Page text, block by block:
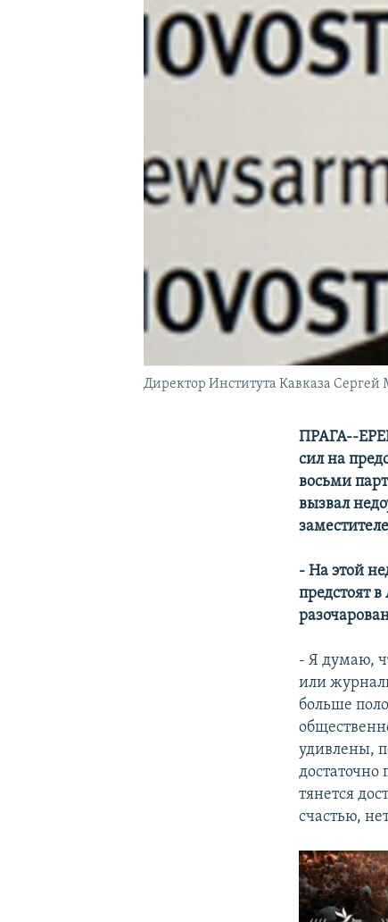
Директор Института Кавказа Сергей
ПРАГА--
сил на
восьми
вызвал
- На этой
предстоят
- Я думаю,
или
больше
удивлены,
тянется
счастью,